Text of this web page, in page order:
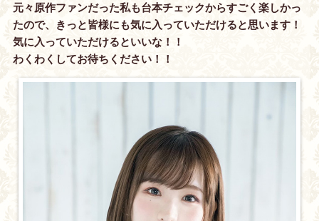
元々原作ファンだった私も台本チェックからすごく楽しかっ
たので、きっと皆様にも気に入っていただけると思います！
気に入っていただけるといいな！！
わくわくしてお待ちください！！